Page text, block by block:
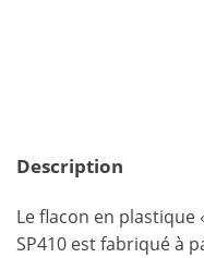
Description
Le flacon en plastique
SP410 est fabriqué à